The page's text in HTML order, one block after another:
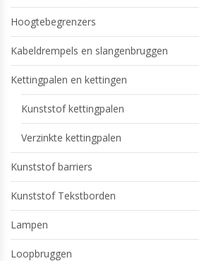
Hoogtebegrenzers
Kabeldrempels en slangenbruggen
Kettingpalen en kettingen
Kunststof kettingpalen
Verzinkte kettingpalen
Kunststof barriers
Kunststof Tekstborden
Lampen
Loopbruggen